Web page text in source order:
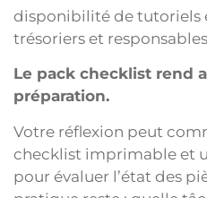
disponibilité de tutoriels
trésoriers et
Le pack checklist rend
préparation.
Votre réflexion peut
checklist imprimable et
pour évaluer l’état des